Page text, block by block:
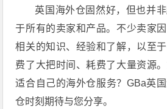
英国海外仓固然好，但也并
于所有的卖家和产品。不少卖家
相关的知识、经验和了解，以至
费了大把时间、耗费了大量资源
适合自己的海外仓服务？GBa英
仓时刻期待与您分享。